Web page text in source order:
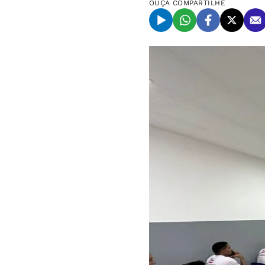
OUÇA COMPARTILHE